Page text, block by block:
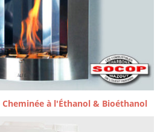
à l'Éthanol & Bioéthanol